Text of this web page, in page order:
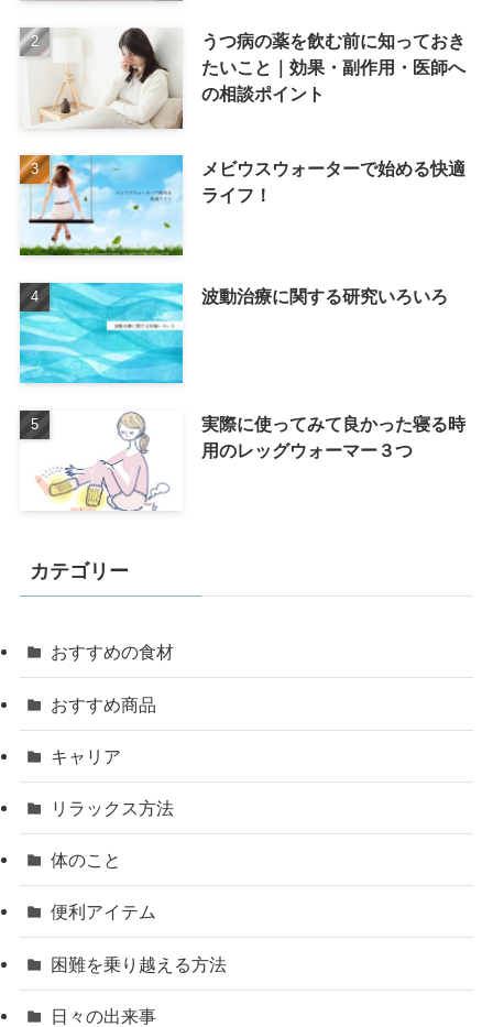
うつ病の薬を飲む前に知っておき
たいこと｜効果・副作用・医師へ
の相談ポイント
メビウスウォーターで始める快適
ライフ！
波動治療に関する研究いろいろ
実際に使ってみて良かった寝る時
用のレッグウォーマー３つ
カテゴリー
おすすめの食材
おすすめ商品
キャリア
リラックス方法
体のこと
便利アイテム
困難を乗り越える方法
日々の出来事